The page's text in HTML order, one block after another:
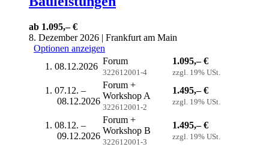
ab 1.095,– €
8. Dezember 2026 | Frankfurt am Main
Optionen anzeigen
08.12.2026
Forum
322612001-4
1.095,– €
zzgl. 19% USt.
07.12. –
08.12.2026
Forum +
Workshop A
322612001-2
1.495,– €
zzgl. 19% USt.
08.12. –
09.12.2026
Forum +
Workshop B
322612001-3
1.495,– €
zzgl. 19% USt.